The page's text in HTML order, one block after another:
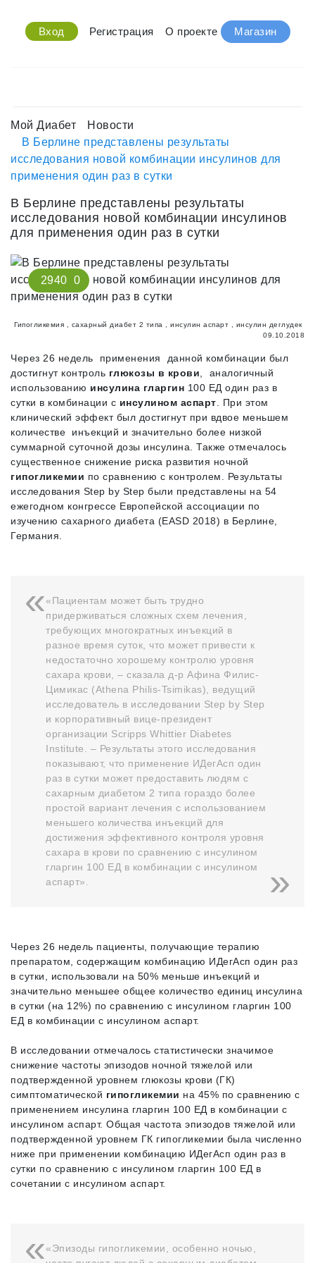
Вход Регистрация О проекте Магазин
Мой Диабет
Новости
В Берлине представлены результаты
исследования новой комбинации инсулинов для
применения один раз в сутки
В Берлине представлены результаты
исследования новой комбинации инсулинов
для применения один раз в сутки
2940 0
Гипогликемия сахарный диабет 2 типа инсулин аспарт
инсулин деглудек
09.10.2018
Через 26 недель применения данной комбинации был
достигнут контроль глюкозы в крови , аналогичный
использованию инсулина гларгин 100 ЕД один раз в
сутки в комбинации с инсулином аспарт . При этом
клинический эффект был достигнут при вдвое меньшем
количестве инъекций и значительно более низкой
суммарной суточной дозы инсулина. Также отмечалось
существенное снижение риска развития ночной
гипогликемии по сравнению с контролем. Результаты
исследования Step by Step были представлены на 54
ежегодном конгрессе Европейской ассоциации по
изучению сахарного диабета (EASD 2018) в Берлине,
Германия.
«Пациентам может быть трудно
придерживаться сложных схем лечения,
требующих многократных инъекций в
разное время суток, что может привести к
недостаточно хорошему контролю уровня
сахара крови, – сказала д-р Афина Филис-
Цимикас (Athena Philis-Tsimikas), ведущий
исследователь в исследовании Step by Step
и корпоративный вице-президент
организации Scripps Whittier Diabetes
Institute. – Результаты этого исследования
показывают, что применение ИДегАсп один
раз в сутки может предоставить людям с
сахарным диабетом 2 типа гораздо более
простой вариант лечения с использованием
меньшего количества инъекций для
достижения эффективного контроля уровня
сахара в крови по сравнению с инсулином
гларгин 100 ЕД в комбинации с инсулином
аспарт».
Через 26 недель пациенты, получающие терапию
препаратом, содержащим комбинацию ИДегАсп один раз
в сутки, использовали на 50% меньше инъекций и
значительно меньшее общее количество единиц инсулина
в сутки (на 12%) по сравнению с инсулином гларгин 100
ЕД в комбинации с инсулином аспарт.
В исследовании отмечалось статистически значимое
снижение частоты эпизодов ночной тяжелой или
подтвержденной уровнем глюкозы крови (ГК)
симптоматической гипогликемии на 45% по сравнению с
применением инсулина гларгин 100 ЕД в комбинации с
инсулином аспарт. Общая частота эпизодов тяжелой или
подтвержденной уровнем ГК гипогликемии была численно
ниже при применении комбинацию ИДегАсп один раз в
сутки по сравнению с инсулином гларгин 100 ЕД в
сочетании с инсулином аспарт.
«Эпизоды гипогликемии, особенно ночью,